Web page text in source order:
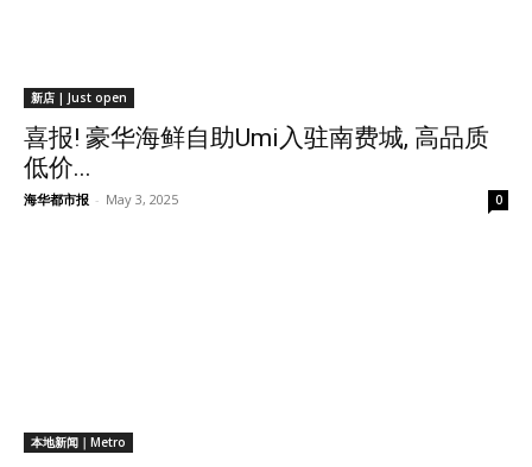
新店 | Just open
喜报! 豪华海鲜自助Umi入驻南费城, 高品质
低价...
海华都市报 - May 3, 2025 0
本地新闻｜Metro